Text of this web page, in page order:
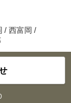
/ 西富岡 /